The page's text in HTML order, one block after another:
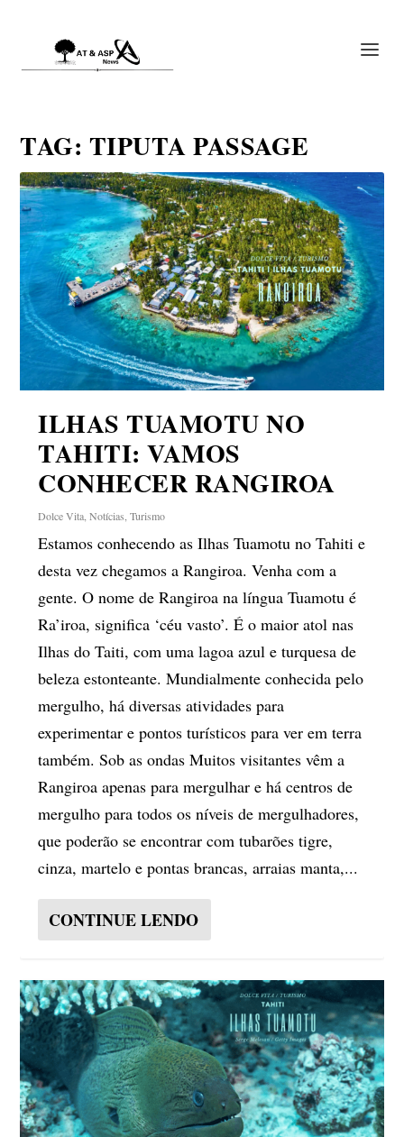
TAG: TIPUTA PASSAGE
ILHAS TUAMOTU NO
TAHITI: VAMOS
CONHECER RANGIROA
Dolce Vita ,Notícias ,Turismo
Estamos conhecendo as Ilhas Tuamotu no Tahiti e
desta vez chegamos a Rangiroa. Venha com a
gente. O nome de Rangiroa na língua Tuamotu é
Ra’iroa, significa ‘céu vasto’. É o maior atol nas
Ilhas do Taiti, com uma lagoa azul e turquesa de
beleza estonteante. Mundialmente conhecida pelo
mergulho, há diversas atividades para
experimentar e pontos turísticos para ver em terra
também. Sob as ondas Muitos visitantes vêm a
Rangiroa apenas para mergulhar e há centros de
mergulho para todos os níveis de mergulhadores,
que poderão se encontrar com tubarões tigre,
cinza, martelo e pontas brancas, arraias manta,...
CONTINUE LENDO